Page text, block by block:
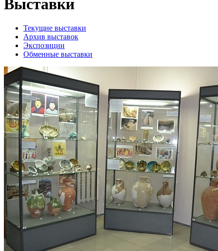
Выставки
Текущие выставки
Архив выставок
Экспозиции
Обменные выставки